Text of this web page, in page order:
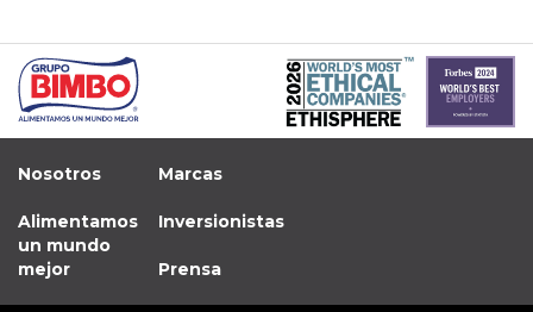
Nosotros
Alimentamos
un mundo
mejor
Marcas
Inversionistas
Prensa